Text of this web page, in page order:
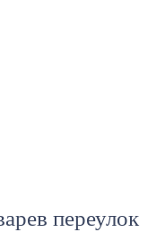
переулок